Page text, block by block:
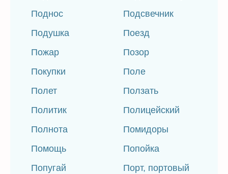
Поднос
Подсвечник
Подушка
Поезд
Пожар
Позор
Покупки
Поле
Полет
Ползать
Политик
Полицейский
Полнота
Помидоры
Помощь
Попойка
Попугай
Порт, портовый